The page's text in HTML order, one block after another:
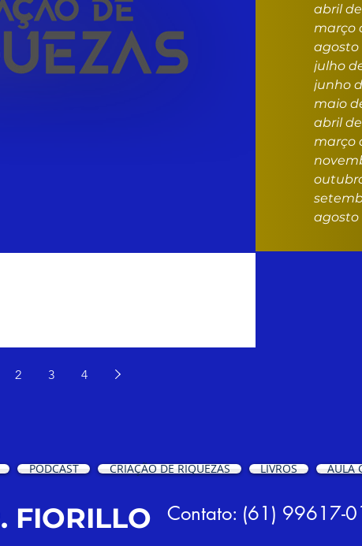
abril
março
agosto
julho
junho
maio
abril
março
agosto
2 3 4
PODCAST CRIAÇÃO DE RIQUEZAS LIVROS AULA
FIORILLO Contato: (61) 99617-